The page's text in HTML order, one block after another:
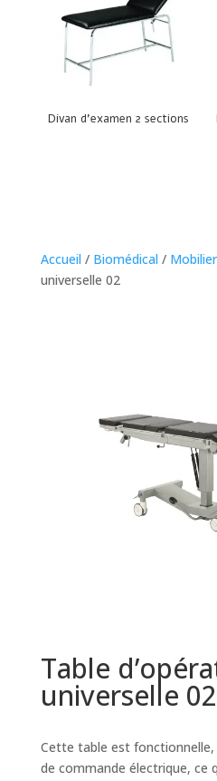
Divan d’examen 2 sections
Accueil / Biomédical / Mobilier
universelle 02
Table
universelle 02
Cette table est fonctionnelle,
de commande électrique, ce